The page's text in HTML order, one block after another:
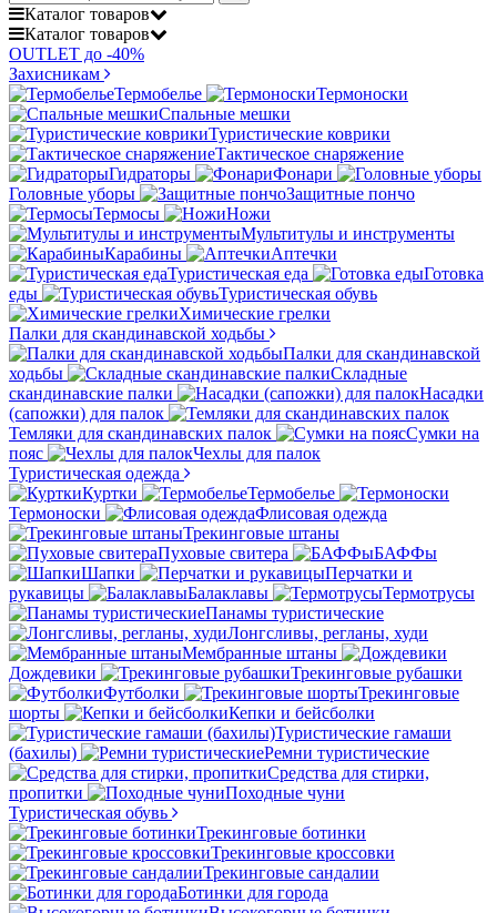
Каталог товаров
Каталог товаров
OUTLET до -40%
Захисникам
Термобелье
Термоноски
Спальные мешки
Туристические коврики
Тактическое снаряжение
Гидраторы
Фонари
Головные уборы
Защитные пончо
Термосы
Ножи
Мультитулы и инструменты
Карабины
Аптечки
Туристическая еда
Готовка
еды
Туристическая обувь
Химические грелки
Палки для скандинавской ходьбы
Палки для скандинавской
ходьбы
Складные
скандинавские палки
Насадки
(сапожки) для палок
Темляки для скандинавских палок
Сумки на
пояс
Чехлы для палок
Туристическая одежда
Куртки
Термобелье
Термоноски
Флисовая одежда
Трекинговые штаны
Пуховые свитера
БАФФы
Шапки
Перчатки и
рукавицы
Балаклавы
Термотрусы
Панамы туристические
Лонгсливы, регланы, худи
Мембранные штаны
Дождевики
Трекинговые рубашки
Футболки
Трекинговые
шорты
Кепки и бейсболки
Туристические гамаши
(бахилы)
Ремни туристические
Средства для стирки,
пропитки
Походные чуни
Туристическая обувь
Трекинговые ботинки
Трекинговые кроссовки
Трекинговые сандалии
Ботинки для города